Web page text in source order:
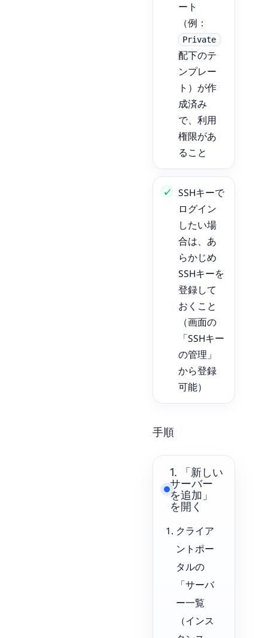
ート
（例：
Private
配下のテ
ンプレー
ト）が作
成済み
で、利用
権限があ
ること
SSHキーで
ログイン
したい場
合は、あ
らかじめ
SSHキーを
登録して
おくこと
（画面の
「SSHキー
の管理」
から登録
可能）
手順
1. 「新しい
サーバー
を追加」
を開く
クライア
ントポー
タルの
「サーバ
ー一覧
（インス